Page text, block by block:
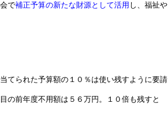
で補正予算の新たな財源として活用 し、福祉や
てられた予算額の１０％は使い残すように要請
の前年度不用額は５６万円。１０倍も残すと